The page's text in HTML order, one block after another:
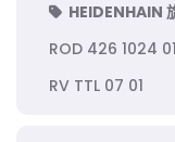
HEIDENHAIN
ROD 426 1024
RV TTL 07 01